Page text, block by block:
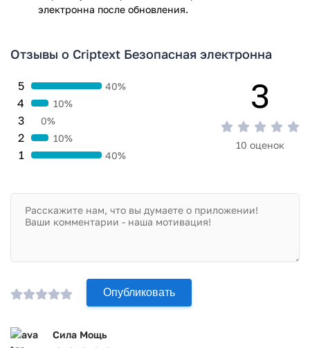
электронна после обновления.
Отзывы о Criptext Безопасная электронна
1 40%
2 10%
3 0%
4 10%
5 40% 3
10 оценок
Опубликовать
Сила Мощь